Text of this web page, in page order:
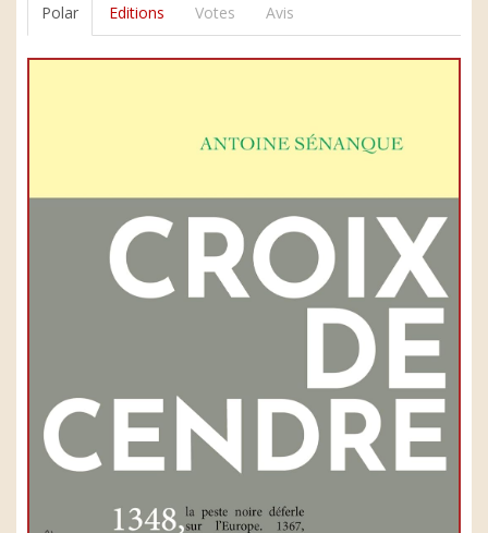
Polar Editions Votes Avis